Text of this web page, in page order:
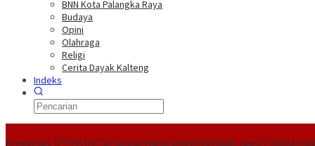
BNN Kota Palangka Raya
Budaya
Opini
Olahraga
Religi
Cerita Dayak Kalteng
Indeks
Kreativitas TP PKK HST di Tangan Mama Deden Berbuah Juara I Tingkat